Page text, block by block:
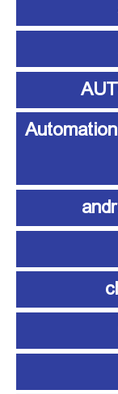
آموزش اتوماسیون صنعتی Automation